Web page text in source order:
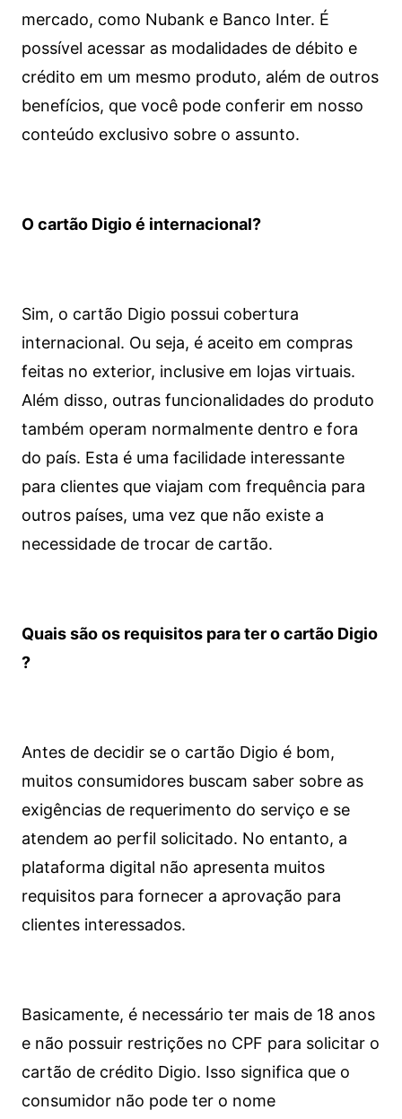
mercado, como Nubank e Banco Inter. É
possível acessar as modalidades de débito e
crédito em um mesmo produto, além de outros
benefícios, que você pode conferir em nosso
conteúdo exclusivo sobre o assunto.
O cartão Digio é internacional?
Sim, o cartão Digio possui cobertura
internacional. Ou seja, é aceito em compras
feitas no exterior, inclusive em lojas virtuais.
Além disso, outras funcionalidades do produto
também operam normalmente dentro e fora
do país. Esta é uma facilidade interessante
para clientes que viajam com frequência para
outros países, uma vez que não existe a
necessidade de trocar de cartão.
Quais são os requisitos para ter o cartão Digio
?
Antes de decidir se o cartão Digio é bom,
muitos consumidores buscam saber sobre as
exigências de requerimento do serviço e se
atendem ao perfil solicitado. No entanto, a
plataforma digital não apresenta muitos
requisitos para fornecer a aprovação para
clientes interessados.
Basicamente, é necessário ter mais de 18 anos
e não possuir restrições no CPF para solicitar o
cartão de crédito Digio. Isso significa que o
consumidor não pode ter o nome